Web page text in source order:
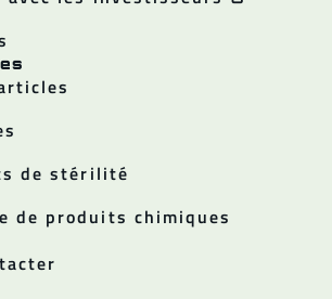
de stérilité
de produits chimiques